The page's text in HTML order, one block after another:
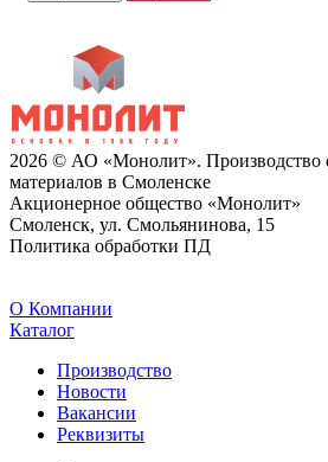
2026 © АО «Монолит». Производство
материалов в Смоленске
Акционерное общество «Монолит»
Смоленск, ул. Смольянинова, 15
Политика обработки ПД
O Компании
Каталог
Производство
Новости
Вакансии
Реквизиты